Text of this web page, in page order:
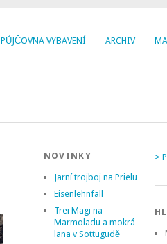
PŮJČOVNA VYBAVENÍ ARCHIV
NOVINKY
Jarní trojboj na Prielu
Eisenlehnfall
Trei Magi na
Marmoladu a mokrá
lana v Sottugudě
>